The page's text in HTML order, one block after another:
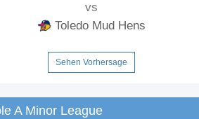
vs
Toledo Mud Hens
Sehen Vorhersage
A Minor League